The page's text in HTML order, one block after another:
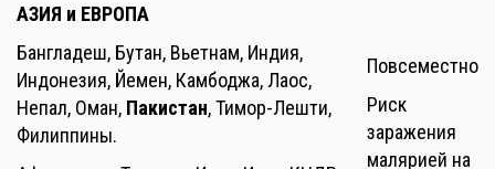
АЗИЯ и ЕВРОПА
Бангладеш, Бутан, Вьетнам, Индия,
Индонезия, Йемен, Камбоджа, Лаос,
Непал, Оман, Пакистан, Тимор-Лешти,
Филиппины.
Повсеместно
Риск
заражения
малярией на